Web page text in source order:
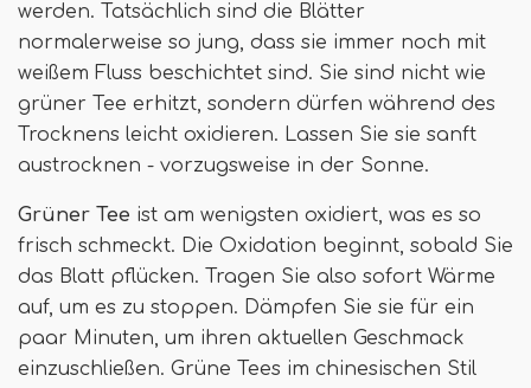
werden. Tatsächlich sind die Blätter
normalerweise so jung, dass sie immer noch mit
weißem Fluss beschichtet sind. Sie sind nicht wie
grüner Tee erhitzt, sondern dürfen während des
Trocknens leicht oxidieren. Lassen Sie sie sanft
austrocknen - vorzugsweise in der Sonne.
Grüner Tee ist am wenigsten oxidiert, was es so
frisch schmeckt. Die Oxidation beginnt, sobald Sie
das Blatt pflücken. Tragen Sie also sofort Wärme
auf, um es zu stoppen. Dämpfen Sie sie für ein
paar Minuten, um ihren aktuellen Geschmack
einzuschließen. Grüne Tees im chinesischen Stil